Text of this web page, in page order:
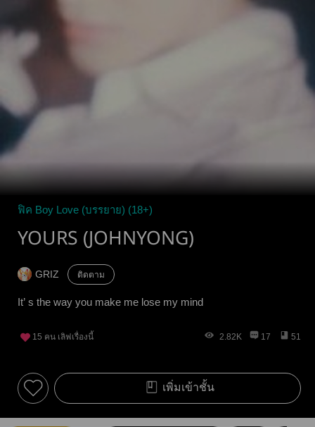
ฟิค Boy Love (บรรยาย) (18+)
YOURS (JOHNYONG)
GRIZ ติดตาม
It’ s the way you make me lose my mind
15 คน เลิฟเรื่องนี้ 2.82K 17 51
เพิ่มเข้าชั้น